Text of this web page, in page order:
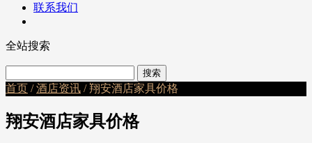
联系我们
全站搜索
首页 /酒店资讯 / 翔安酒店家具价格
翔安酒店家具价格